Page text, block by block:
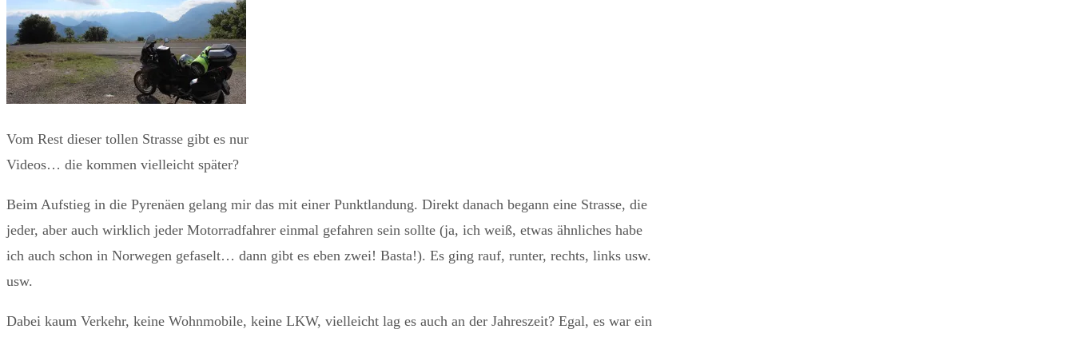
Vom Rest dieser tollen Strasse gibt es nur
Videos… die kommen vielleicht später?
Beim Aufstieg in die Pyrenäen gelang mir das mit einer Punktlandung. Direkt danach begann eine Strasse, die
jeder, aber auch wirklich jeder Motorradfahrer einmal gefahren sein sollte (ja, ich weiß, etwas ähnliches habe
ich auch schon in Norwegen gefaselt… dann gibt es eben zwei! Basta!). Es ging rauf, runter, rechts, links usw.
usw.
Dabei kaum Verkehr, keine Wohnmobile, keine LKW, vielleicht lag es auch an der Jahreszeit? Egal, es war ein